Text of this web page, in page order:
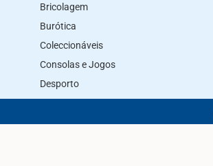
Bricolagem
Burótica
Coleccionáveis
Consolas e Jogos
Desporto